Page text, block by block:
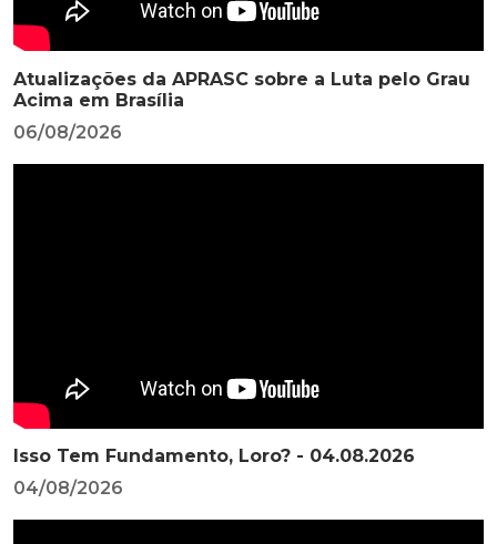
Atualizações da APRASC sobre a Luta pelo Grau
Acima em Brasília
06/08/2026
Isso Tem Fundamento, Loro? - 04.08.2026
04/08/2026